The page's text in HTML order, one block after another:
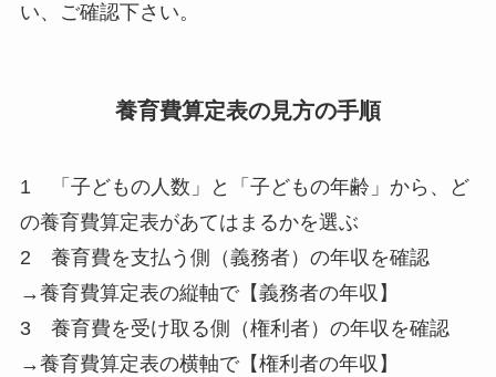
い、ご確認下さい。
養育費算定表の見方の手順
1 「子どもの人数」と「子どもの年齢」から、ど
の養育費算定表があてはまるかを選ぶ
2 養育費を支払う側（義務者）の年収を確認
→養育費算定表の縦軸で【義務者の年収】
3 養育費を受け取る側（権利者）の年収を確認
→養育費算定表の横軸で【権利者の年収】